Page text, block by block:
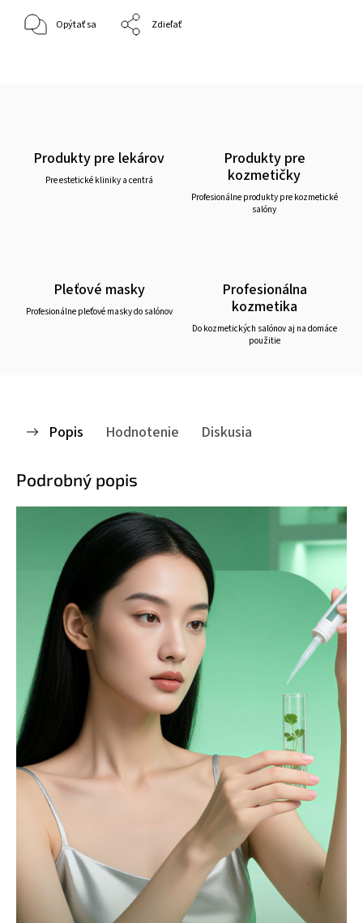
Opýtať sa Zdieľať
Produkty pre lekárov
Pre estetické kliniky a centrá
Produkty pre
kozmetičky
Profesionálne produkty pre kozmetické
salóny
Pleťové masky
Profesionálne pleťové masky do salónov
Profesionálna
kozmetika
Do kozmetických salónov aj na domáce
použitie
Popis Hodnotenie Diskusia
Podrobný popis